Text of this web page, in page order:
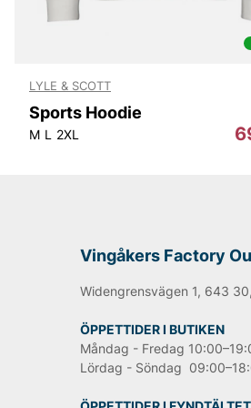
LYLE & SCOTT
Sports Hoodie
M L 2XL
Vingåkers Factory
Widengrensvägen 1, 643
ÖPPETTIDER I BUTIKEN
Måndag - Fredag
Lördag - Söndag